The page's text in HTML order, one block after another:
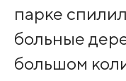
парке
больные
большом